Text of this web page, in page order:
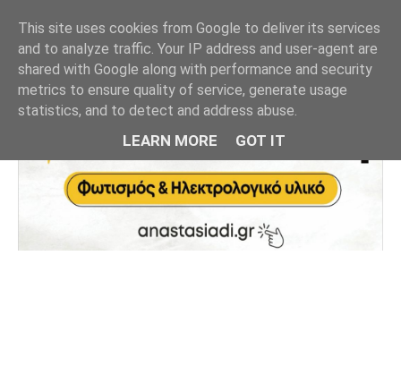
This site uses cookies from Google to deliver its services
and to analyze traffic. Your IP address and user-agent are
shared with Google along with performance and security
metrics to ensure quality of service, generate usage
statistics, and to detect and address abuse.
LEARN MORE GOT IT